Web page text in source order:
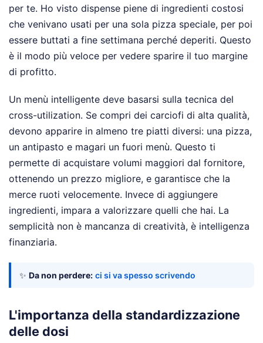
per te. Ho visto dispense piene di ingredienti costosi
che venivano usati per una sola pizza speciale, per poi
essere buttati a fine settimana perché deperiti. Questo
è il modo più veloce per vedere sparire il tuo margine
di profitto.
Un menù intelligente deve basarsi sulla tecnica del
cross-utilization. Se compri dei carciofi di alta qualità,
devono apparire in almeno tre piatti diversi: una pizza,
un antipasto e magari un fuori menù. Questo ti
permette di acquistare volumi maggiori dal fornitore,
ottenendo un prezzo migliore, e garantisce che la
merce ruoti velocemente. Invece di aggiungere
ingredienti, impara a valorizzare quelli che hai. La
semplicità non è mancanza di creatività, è intelligenza
finanziaria.
✨ Da non perdere: ci si va spesso scrivendo
L'importanza della standardizzazione
delle dosi